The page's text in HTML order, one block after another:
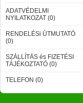
ADATVÉDELMI
NYILATKOZAT (0)
RENDELÉSi ÚTMUTATÓ
(0)
SZÁLLÍTÁS és FIZETÉSI
TÁJÉKOZTATÓ (0)
TELEFON (0)